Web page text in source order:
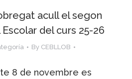
acull el segon
del curs 25-26
By CEBLLOB
8 de novembre es